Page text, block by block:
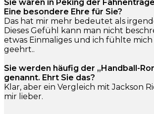
Sie waren in Peking der
Eine besondere Ehre für Sie?
Das hat mir mehr bedeutet als
Dieses Gefühl kann man nicht
etwas Einmaliges und ich fühlte mich
geehrt..
Sie werden häufig der „Handball-
genannt. Ehrt Sie das?
Klar, aber ein Vergleich mit Jackson
mir lieber.